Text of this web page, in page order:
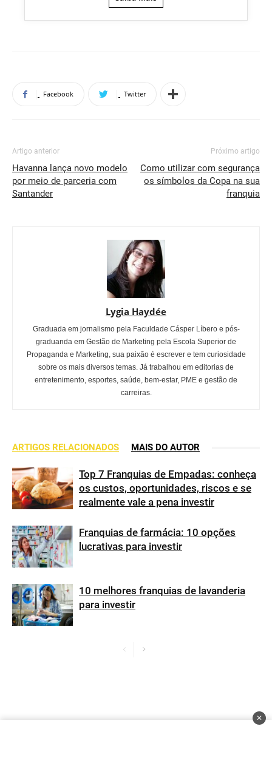
Facebook Twitter
Artigo anterior
Havanna lança novo modelo
por meio de parceria com
Santander
Próximo artigo
Como utilizar com segurança
os símbolos da Copa na sua
franquia
Lygia Haydée
Graduada em jornalismo pela Faculdade Cásper Líbero e pós-
graduanda em Gestão de Marketing pela Escola Superior de
Propaganda e Marketing, sua paixão é escrever e tem curiosidade
sobre os mais diversos temas. Já trabalhou em editorias de
entretenimento, esportes, saúde, bem-estar, PME e gestão de
carreiras.
ARTIGOS RELACIONADOS MAIS DO AUTOR
Top 7 Franquias de Empadas: conheça
os custos, oportunidades, riscos e se
realmente vale a pena investir
Franquias de farmácia: 10 opções
lucrativas para investir
10 melhores franquias de lavanderia
para investir
✕